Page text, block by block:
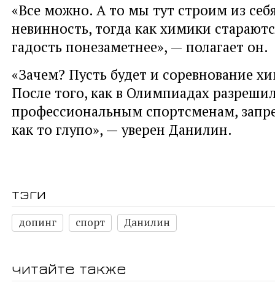
«Все можно. А то мы тут строим из
невинность, тогда как химики
гадость понезаметнее», — полагает он.
«Зачем? Пусть будет и соревнование
После того, как в Олимпиадах
профессиональным спортсменам,
как то глупо», — уверен Данилин.
тэги
допинг спорт Данилин
читайте также